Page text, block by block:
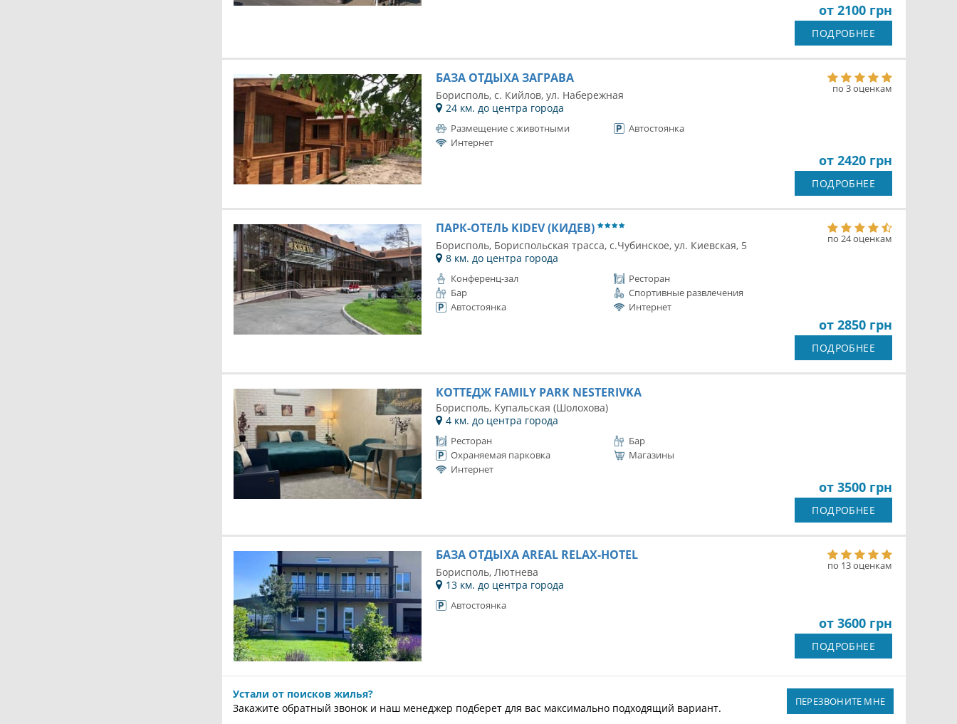
от 2100 грн
ПОДРОБНЕЕ
БАЗА ОТДЫХА ЗАГРАВА
по 3 оценкам
Борисполь, с. Кийлов, ул. Набережная
24 км. до центра города
Размещение с животными
Автостоянка
Интернет
от 2420 грн
ПОДРОБНЕЕ
ПАРК-ОТЕЛЬ KIDEV (КИДЕВ)
по 24 оценкам
Борисполь, Бориспольская трасса, с.Чубинское, ул. Киевская, 5
8 км. до центра города
Конференц-зал
Ресторан
Бар
Спортивные развлечения
Автостоянка
Интернет
от 2850 грн
ПОДРОБНЕЕ
КОТТЕДЖ FAMILY PARK NESTERIVKA
Борисполь, Купальская (Шолохова)
4 км. до центра города
Ресторан
Бар
Охраняемая парковка
Магазины
Интернет
от 3500 грн
ПОДРОБНЕЕ
БАЗА ОТДЫХА AREAL RELAX-HOTEL
по 13 оценкам
Борисполь, Лютнева
13 км. до центра города
Автостоянка
от 3600 грн
ПОДРОБНЕЕ
Устали от поисков жилья?
Закажите обратный звонок и наш менеджер подберет для вас максимально подходящий вариант.
ПЕРЕЗВОНИТЕ МНЕ